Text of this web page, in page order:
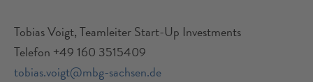
Tobias Voigt, Teamleiter Start-Up Investments
Telefon +49 160 3515409
tobias.voigt@mbg-sachsen.de